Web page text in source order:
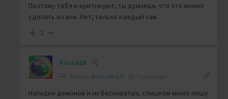
Поэтому тебя и критикуют, ты думаешь что это можно
сделать из вне. Нет, только каждый сам
2
Viva888
BaaL.ver.2.0
Нападки демонов и их бесноватых, слишком много пишу